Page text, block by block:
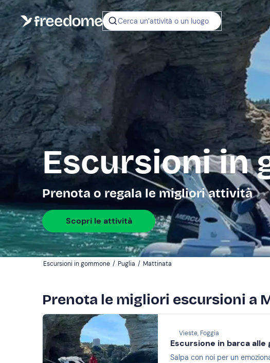
Cerca un’attività o un luogo
Escursioni in
Prenota o regala le migliori attività
Scopri le attività
Escursioni in gommone / Puglia / Mattinata
Prenota le migliori escursioni a
Vieste, Foggia
Escursione in barca
Salpa con noi per un